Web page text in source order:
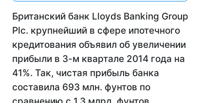
Британский банк Lloyds Banking Group
Plc. крупнейший в сфере ипотечного
кредитования объявил об увеличении
прибыли в 3-м квартале 2014 года на
41%. Так, чистая прибыль банка
составила 693 млн. фунтов по